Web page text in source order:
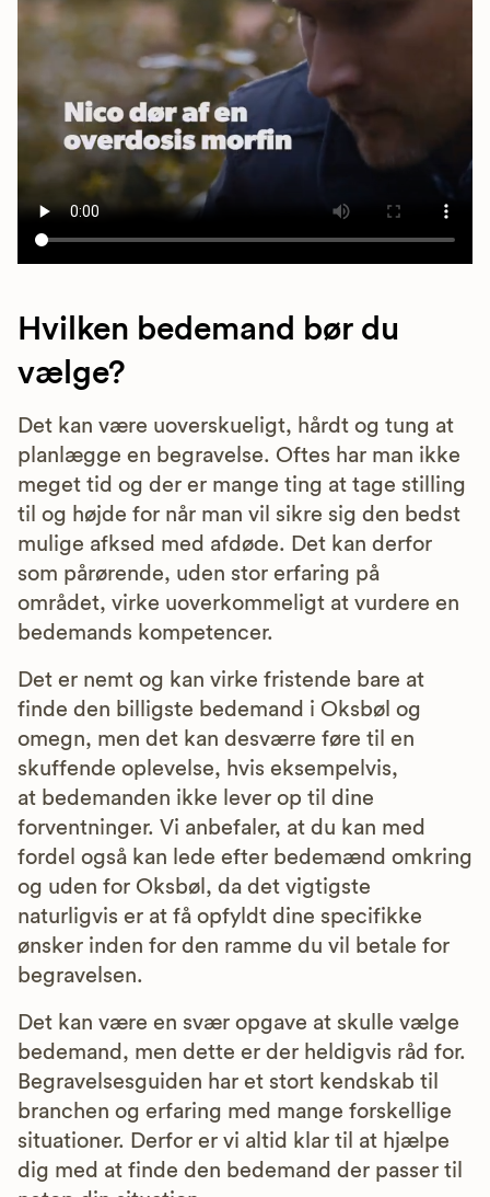
Hvilken bedemand bør du
vælge?
Det kan være uoverskueligt, hårdt og tung at
planlægge en begravelse. Oftes har man ikke
meget tid og der er mange ting at tage stilling
til og højde for når man vil sikre sig den bedst
mulige afksed med afdøde. Det kan derfor
som pårørende, uden stor erfaring på
området, virke uoverkommeligt at vurdere en
bedemands kompetencer.
Det er nemt og kan virke fristende bare at
finde den billigste bedemand i Oksbøl og
omegn, men det kan desværre føre til en
skuffende oplevelse, hvis eksempelvis,
at bedemanden ikke lever op til dine
forventninger. Vi anbefaler, at du kan med
fordel også kan lede efter bedemænd omkring
og uden for Oksbøl, da det vigtigste
naturligvis er at få opfyldt dine specifikke
ønsker inden for den ramme du vil betale for
begravelsen.
Det kan være en svær opgave at skulle vælge
bedemand, men dette er der heldigvis råd for.
Begravelsesguiden har et stort kendskab til
branchen og erfaring med mange forskellige
situationer. Derfor er vi altid klar til at hjælpe
dig med at finde den bedemand der passer til